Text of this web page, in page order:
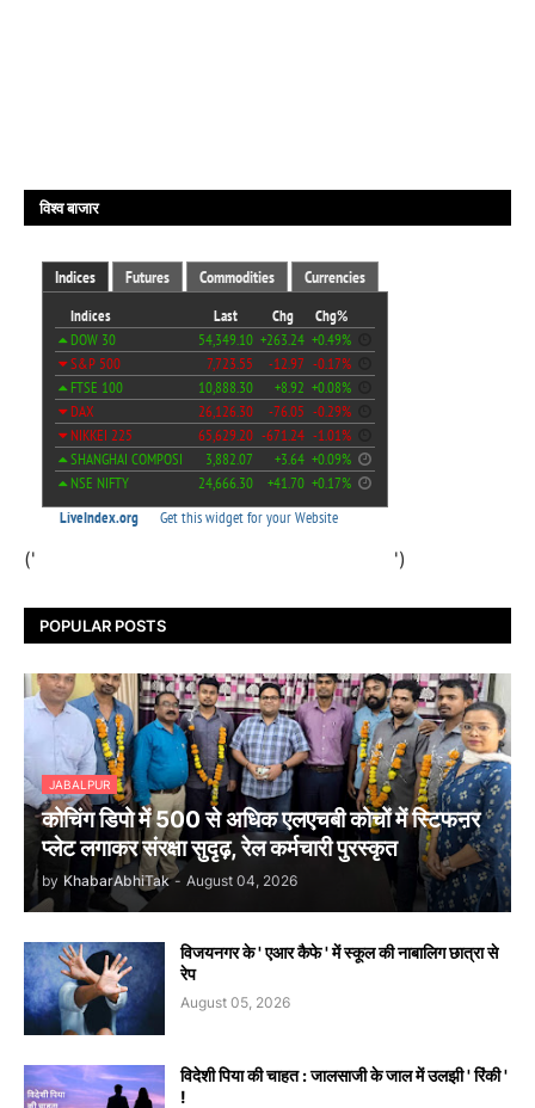
विश्व बाजार
(' ')
POPULAR POSTS
JABALPUR
कोचिंग डिपो में 500 से अधिक एलएचबी कोचों में स्टिफऩर
प्लेट लगाकर संरक्षा सुदृढ़, रेल कर्मचारी पुरस्कृत
by KhabarAbhiTak - August 04, 2026
विजयनगर के ' एआर कैफे ' में स्कूल की नाबालिग छात्रा से
रेप
August 05, 2026
विदेशी पिया की चाहत : जालसाजी के जाल में उलझी ' रिंकी '
!